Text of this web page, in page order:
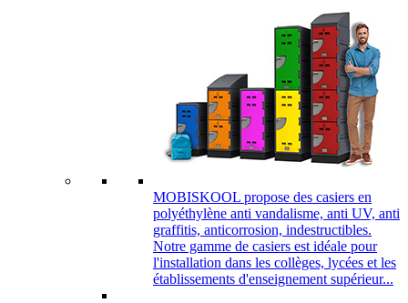
MOBISKOOL propose des casiers en
polyéthylène anti vandalisme, anti UV, anti
graffitis, anticorrosion, indestructibles.
Notre gamme de casiers est idéale pour
l'installation dans les collèges, lycées et les
établissements d'enseignement supérieur...